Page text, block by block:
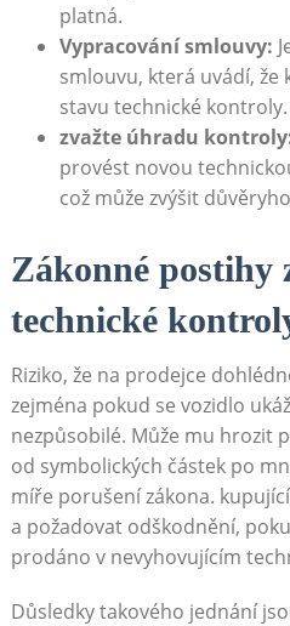
platná.
Vypracování smlouvy:
smlouvu, která uvádí,
stavu technické kontroly.
zvažte úhradu
provést novou
což může zvýšit
Zákonné postihy
technické
Riziko, že na prodejce
zejména pokud se vozidlo
nezpůsobilé. Může mu hrozit
od symbolických částek po
míře porušení zákona.
a požadovat odškodnění,
prodáno v nevyhovujícím
Důsledky takového jednání